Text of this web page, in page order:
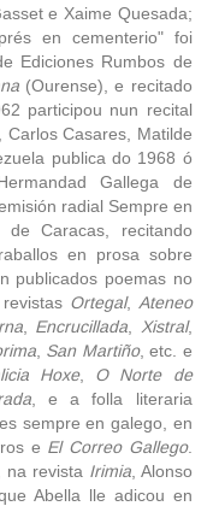
e Xaime Quesada;
en cementerio" foi
Ediciones Rumbos de
(Ourense), e recitado
participou nun recital
Carlos Casares, Matilde
publica do 1968 ó
Gallega de
radial Sempre en
de Caracas, recitando
en prosa sobre
publicados poemas no
revistas Ortegal, Ateneo
, Encrucillada Xistral,
, San Martiño, etc. e
Hoxe, O Norte de
, e a folla literaria
sempre en galego, en
e El Correo Gallego.
na revista Irimia, Alonso
Abella lle adicou en